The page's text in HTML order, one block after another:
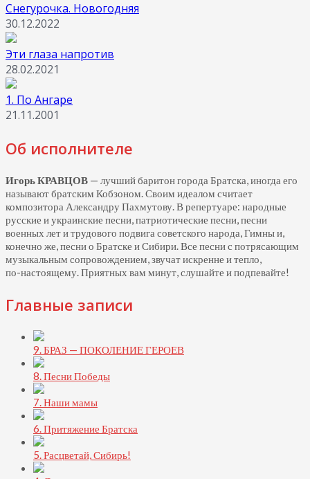
Снегурочка. Новогодняя
30.12.2022
Эти глаза напротив
28.02.2021
1. По Ангаре
21.11.2001
Об исполнителе
Игорь КРАВЦОВ — лучший баритон города Братска, иногда его
называют братским Кобзоном. Своим идеалом считает
композитора Александру Пахмутову. В репертуаре: народные
русские и украинские песни, патриотические песни, песни
военных лет и трудового подвига советского народа, Гимны и,
конечно же, песни о Братске и Сибири. Все песни с потрясающим
музыкальным сопровождением, звучат искренне и тепло,
по-настоящему.Приятных вам минут, слушайте и подпевайте!
Главные записи
9. БРАЗ — ПОКОЛЕНИЕ ГЕРОЕВ
8. Песни Победы
7. Наши мамы
6. Притяжение Братска
5. Расцветай, Сибирь!